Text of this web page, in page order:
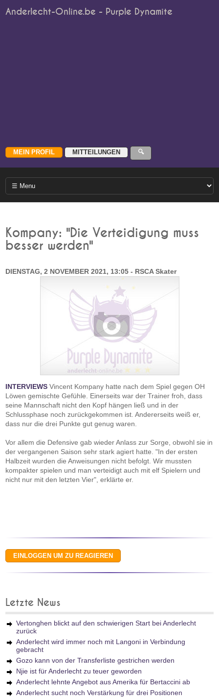
Anderlecht-Online.be - Purple Dynamite
Kompany: "Die Verteidigung muss
besser werden"
DIENSTAG, 2 NOVEMBER 2021, 13:05 - RSCA Skater
INTERVIEWS Vincent Kompany hatte nach dem Spiel gegen OH
Löwen gemischte Gefühle. Einerseits war der Trainer froh, dass
seine Mannschaft nicht den Kopf hängen ließ und in der
Schlussphase noch zurückgekommen ist. Andererseits weiß er,
dass nur die drei Punkte gut genug waren.
Vor allem die Defensive gab wieder Anlass zur Sorge, obwohl sie in
der vergangenen Saison sehr stark agiert hatte. "In der ersten
Halbzeit wurden die Anweisungen nicht befolgt. Wir mussten
kompakter spielen und man verteidigt auch mit elf Spielern und
nicht nur mit den letzten Vier", erklärte er.
Letzte News
Vertonghen blickt auf den schwierigen Start bei Anderlecht
zurück
Anderlecht wird immer noch mit Langoni in Verbindung
gebracht
Gozo kann von der Transferliste gestrichen werden
Njie ist für Anderlecht zu teuer geworden
Anderlecht lehnte Angebot aus Amerika für Bertaccini ab
Anderlecht sucht noch Verstärkung für drei Positionen